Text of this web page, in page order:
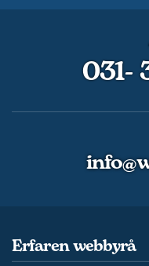
Erfaren webbyrå